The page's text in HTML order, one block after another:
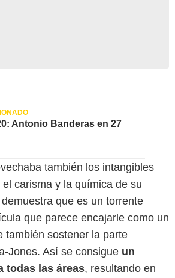
Antonio Banderas en 27
también los intangibles
carisma y la química de su
que es un torrente
que parece encajarle como un
también sostener la parte
Jones. Así se consigue un
todas las áreas, resultando en